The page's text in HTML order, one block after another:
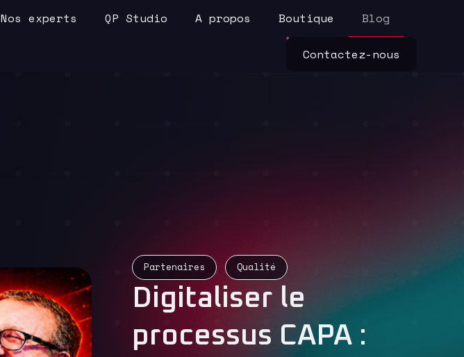
Nos experts QP Studio A propos Boutique Blog
Contactez-nous
Partenaires Qualité
Digitaliser le
processus CAPA :